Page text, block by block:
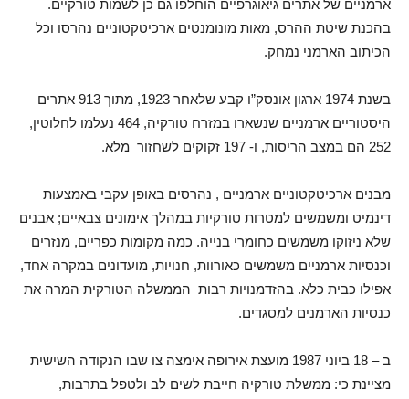
ארמניים של אתרים גיאוגרפיים הוחלפו גם כן לשמות טורקיים.
בהכנת שיטת ההרס, מאות מונומנטים ארכיטקטוניים נהרסו וכל
הכיתוב הארמני נמחק.
בשנת 1974 ארגון אונסק”ו קבע שלאחר 1923, מתוך 913 אתרים
היסטוריים ארמניים שנשארו במזרח טורקיה, 464 נעלמו לחלוטין,
252 הם במצב הריסות, ו- 197 זקוקים לשחזור מלא.
מבנים ארכיטקטוניים ארמניים , נהרסים באופן עקבי באמצעות
דינמיט ומשמשים למטרות טורקיות במהלך אימונים צבאיים; אבנים
שלא ניזוקו משמשים כחומרי בנייה. כמה מקומות כפריים, מנזרים
וכנסיות ארמניים משמשים כאורוות, חנויות, מועדונים במקרה אחד,
אפילו כבית כלא. בהזדמנויות רבות הממשלה הטורקית המרה את
כנסיות הארמנים למסגדים.
ב – 18 ביוני 1987 מועצת אירופה אימצה צו שבו הנקודה השישית
מציינת כי: ממשלת טורקיה חייבת לשים לב ולטפל בתרבות,